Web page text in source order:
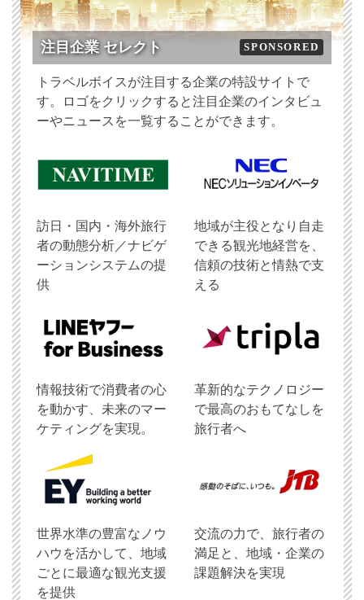
注目企業 セレクト SPONSORED
トラベルボイスが注目する企業の特設サイトで
す。ロゴをクリックすると注目企業のインタビュ
ーやニュースを一覧することができます。
訪日・国内・海外旅行
者の動態分析／ナビゲ
ーションシステムの提
供
地域が主役となり自走
できる観光地経営を、
信頼の技術と情熱で支
える
情報技術で消費者の心
を動かす、未来のマー
ケティングを実現。
革新的なテクノロジー
で最高のおもてなしを
旅行者へ
世界水準の豊富なノウ
ハウを活かして、地域
ごとに最適な観光支援
を提供
交流の力で、旅行者の
満足と、地域・企業の
課題解決を実現